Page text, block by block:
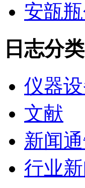
安瓿
日志分类
仪器
文献
新闻
行业